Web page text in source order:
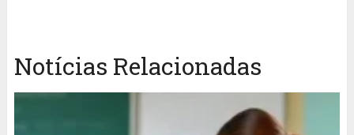
Notícias Relacionadas